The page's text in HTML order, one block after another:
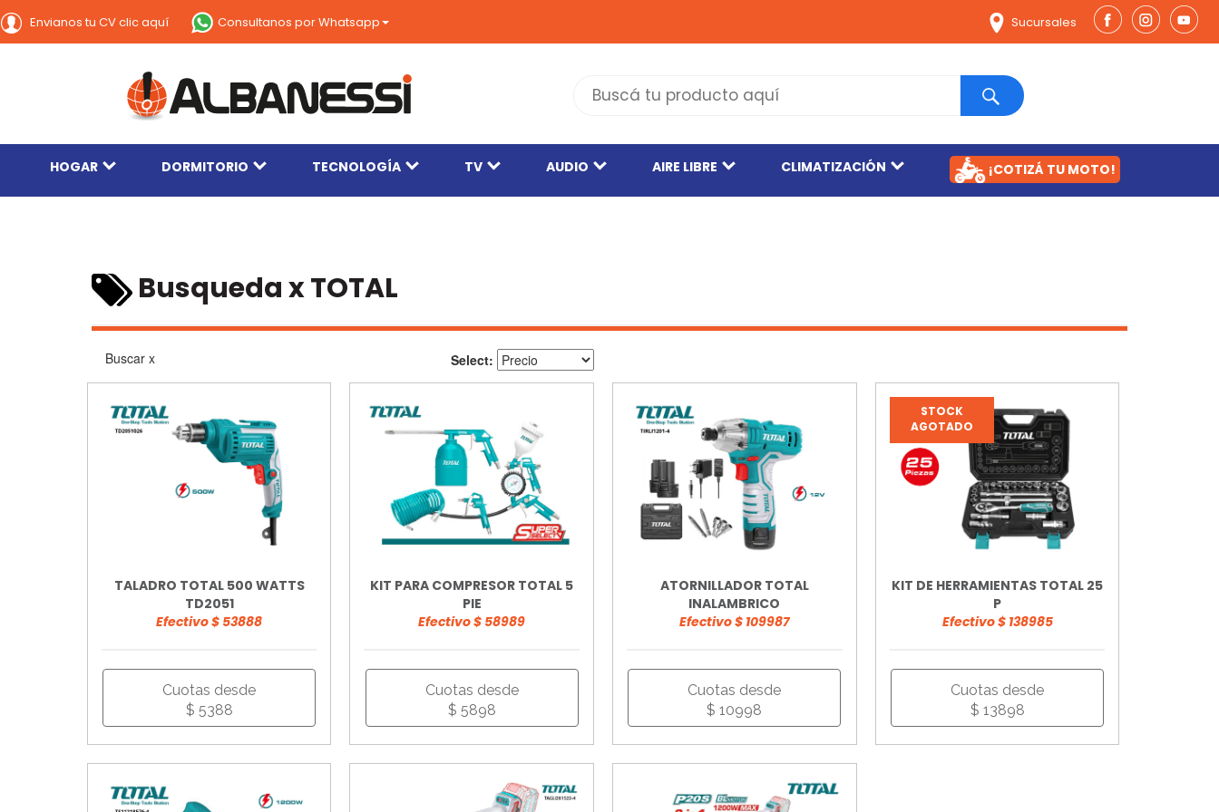
Envianos tu CV clic aquí Consultanos por Whatsapp Sucursales
HOGAR DORMITORIO TECNOLOGÍA TV AUDIO AIRE LIBRE CLIMATIZACIÓN ¡COTIZÁ TU MOTO!
Busqueda x TOTAL
Buscar x Select:
TALADRO TOTAL 500 WATTS
TD2051
Efectivo $ 53888
Cuotas desde
$ 5388
KIT PARA COMPRESOR TOTAL 5
PIE
Efectivo $ 58989
Cuotas desde
$ 5898
ATORNILLADOR TOTAL
INALAMBRICO
Efectivo $ 109987
Cuotas desde
$ 10998
STOCK
AGOTADO
KIT DE HERRAMIENTAS TOTAL 25
P
Efectivo $ 138985
Cuotas desde
$ 13898